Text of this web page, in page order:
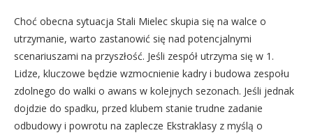
Choć obecna sytuacja Stali Mielec skupia się na walce o
utrzymanie, warto zastanowić się nad potencjalnymi
scenariuszami na przyszłość. Jeśli zespół utrzyma się w 1.
Lidze, kluczowe będzie wzmocnienie kadry i budowa zespołu
zdolnego do walki o awans w kolejnych sezonach. Jeśli jednak
dojdzie do spadku, przed klubem stanie trudne zadanie
odbudowy i powrotu na zaplecze Ekstraklasy z myślą o